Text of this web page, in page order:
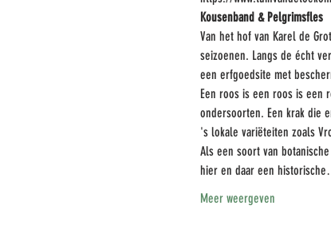
Kousenband & Pelgrimsfles
Van het hof van Karel de
seizoenen. Langs de écht
een erfgoedsite met
Een roos is een roos is een
ondersoorten. Een krak die
's lokale variëteiten zoals
Als een soort van
hier en daar een
Meer weergeven